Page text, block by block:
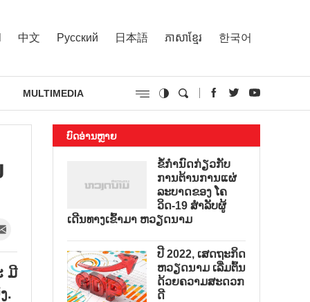
中文 Русский 日本語 ភាសាខ្មែរ 한국어
MULTIMEDIA
ມີ
.
ບົດອ່ານຫຼາຍ
ຂໍ້ກຳນົດກ່ຽວກັບ
ການຕ້ານການແຜ່
ລະບາດຂອງ ໂຄ
ວິດ-19 ສຳລັບຜູ້
ເດີນທາງເຂົ້າມາ ຫວຽດນາມ
ປີ 2022, ເສດຖະກິດ
ຫວຽດນາມ ເລີ່ມຕົ້ນ
ດ້ວຍຄວາມສະດວກ
ດີ